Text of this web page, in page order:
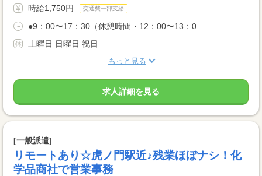
時給1,750円 交通費一部支給
●9：00〜17：30（休憩時間・12：00〜13：0...
土曜日 日曜日 祝日
もっと見る
求人詳細を見る
[一般派遣]
リモートあり☆虎ノ門駅近♪残業ほぼナシ！化
学品商社で営業事務